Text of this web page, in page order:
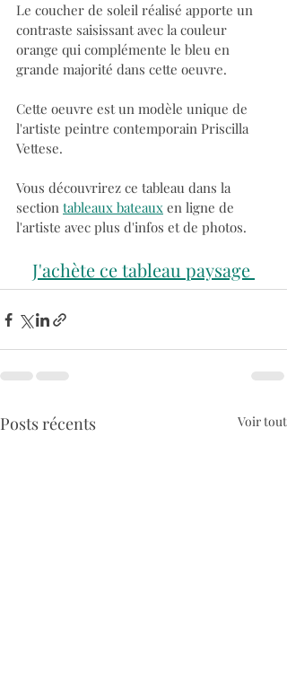
Le coucher de soleil réalisé apporte un
contraste saisissant avec la couleur
orange qui complémente le bleu en
grande majorité dans cette oeuvre.
Cette oeuvre est un modèle unique de
l'artiste peintre contemporain Priscilla
Vettese.
Vous découvrirez ce tableau dans la
section tableaux bateaux en ligne de
l'artiste avec plus d'infos et de photos.
J'achète ce tableau paysage
Posts récents Voir tout